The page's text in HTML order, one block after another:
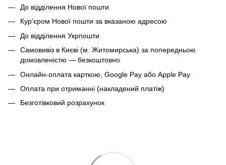
До відділення Нової пошти
Кур'єром Нової пошти за вказаною адресою
До відділення Укрпошти
Самовивіз в Києві (м. Житомирська) за попередньою
домовленістю — безкоштовно
Онлайн-оплата карткою, Google Pay або Apple Pay
Оплата при отриманні (накладений платіж)
Безготівковий розрахунок